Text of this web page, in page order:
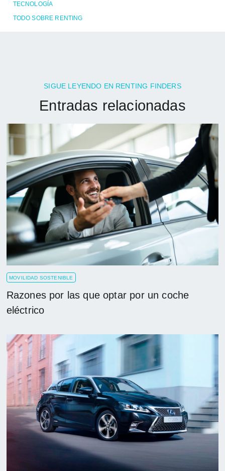
TECNOLOGÍA
TODO SOBRE RENTING
SIGUE LEYENDO EN RENTING FINDERS
Entradas relacionadas
MOVILIDAD SOSTENIBLE
Razones por las que optar por un coche
eléctrico